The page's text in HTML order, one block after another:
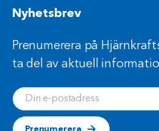
Nyhetsbrev
Prenumerera på
ta del av aktuell
Din e-postadress